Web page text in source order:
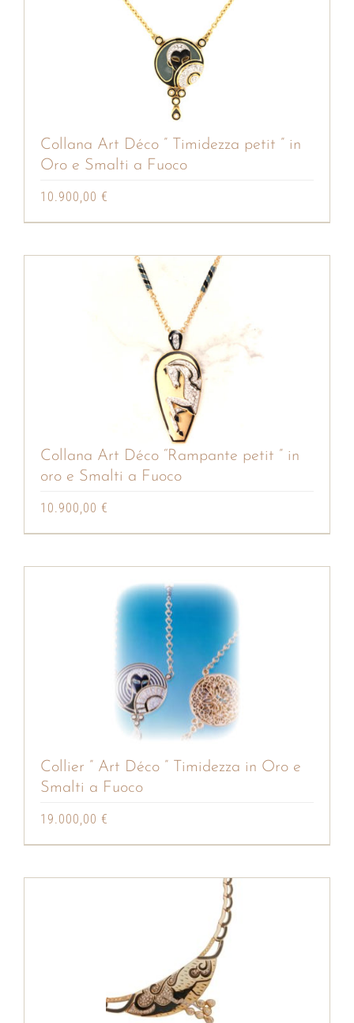
Collana Art Déco ” Timidezza petit ” in
Oro e Smalti a Fuoco
10.900,00 €
Collana Art Déco “Rampante petit ” in
oro e Smalti a Fuoco
10.900,00 €
Collier ” Art Déco ” Timidezza in Oro e
Smalti a Fuoco
19.000,00 €